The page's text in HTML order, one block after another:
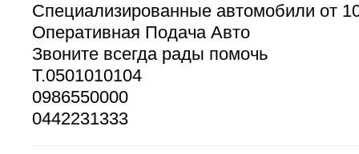
Специализированные автомобили от
Оперативная Подача Авто
Звоните всегда рады помочь
Т.0501010104
0986550000
0442231333